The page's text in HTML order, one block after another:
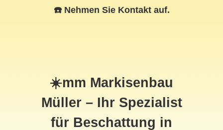
☎️ Nehmen Sie Kontakt auf.
☀️mm Markisenbau
Müller – Ihr Spezialist
für Beschattung in